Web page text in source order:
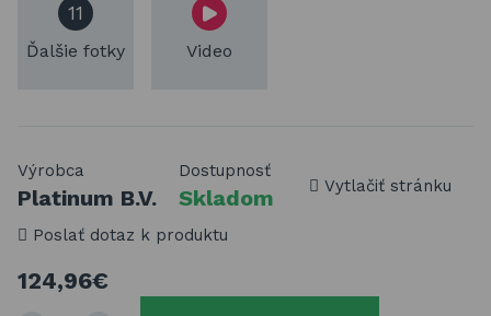
11
Ďalšie fotky Video
Výrobca
Platinum B.V.
Dostupnosť
Skladom Vytlačiť stránku
Poslať dotaz k produktu
124,96€